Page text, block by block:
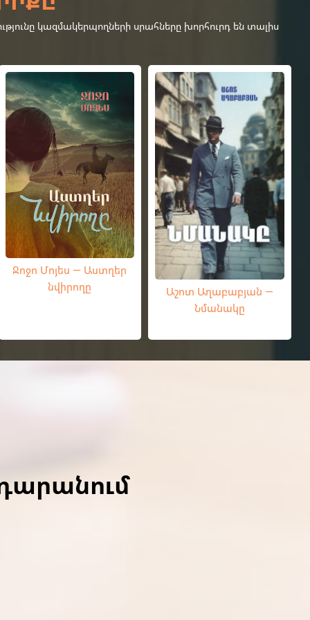
կազմակերպողների սրահները խորհուրդ են տալիս
Ջոջո Մոյես — Աստղեր
նվիրողը
Աշոտ Աղաբաբյան —
Նմանակը